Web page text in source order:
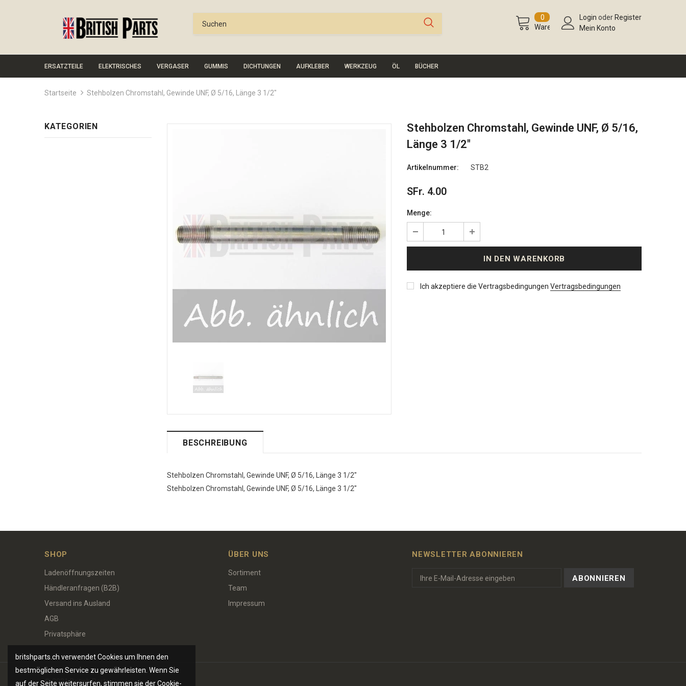
0
Warenkorb
Login oder Register
Mein Konto
ERSATZTEILE ELEKTRISCHES VERGASER GUMMIS DICHTUNGEN AUFKLEBER WERKZEUG ÖL BÜCHER
Startseite Stehbolzen Chromstahl, Gewinde UNF, Ø 5/16, Länge 3 1/2"
KATEGORIEN
Stehbolzen Chromstahl, Gewinde UNF, Ø 5/16,
Länge 3 1/2"
Artikelnummer: STB2
SFr. 4.00
Menge:
Ich akzeptiere die Vertragsbedingungen Vertragsbedingungen
BESCHREIBUNG
Stehbolzen Chromstahl, Gewinde UNF, Ø 5/16, Länge 3 1/2"
Stehbolzen Chromstahl, Gewinde UNF, Ø 5/16, Länge 3 1/2"
britshparts.ch verwendet Cookies um Ihnen den
bestmöglichen Service zu gewährleisten. Wenn Sie
auf der Seite weitersurfen, stimmen sie der Cookie-
SHOP
Ladenöffnungszeiten
Händleranfragen (B2B)
Versand ins Ausland
AGB
Privatsphäre
ÜBER UNS
Sortiment
Team
Impressum
NEWSLETTER ABONNIEREN
© 2021 British Parts